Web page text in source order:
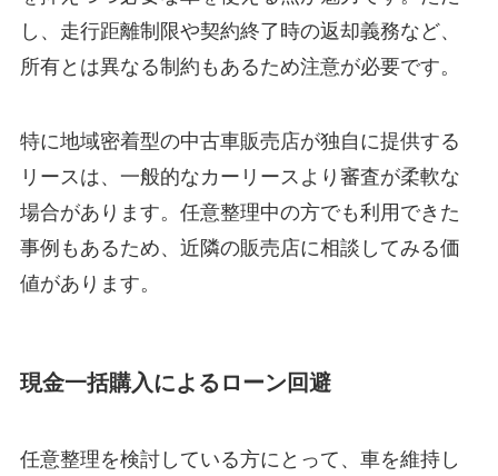
し、走行距離制限や契約終了時の返却義務など、
所有とは異なる制約もあるため注意が必要です。
特に地域密着型の中古車販売店が独自に提供する
リースは、一般的なカーリースより審査が柔軟な
場合があります。任意整理中の方でも利用できた
事例もあるため、近隣の販売店に相談してみる価
値があります。
現金一括購入によるローン回避
任意整理を検討している方にとって、車を維持し